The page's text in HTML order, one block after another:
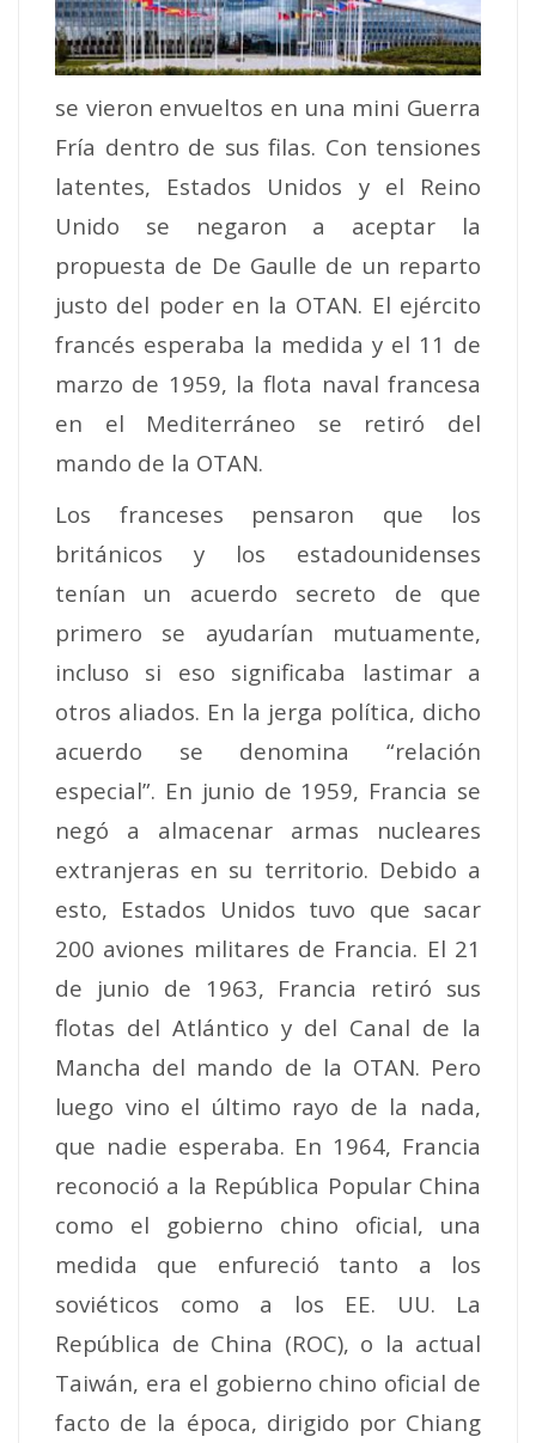
se vieron envueltos en una mini Guerra
Fría dentro de sus filas. Con tensiones
latentes, Estados Unidos y el Reino
Unido se negaron a aceptar la
propuesta de De Gaulle de un reparto
justo del poder en la OTAN. El ejército
francés esperaba la medida y el 11 de
marzo de 1959, la flota naval francesa
en el Mediterráneo se retiró del
mando de la OTAN.
Los franceses pensaron que los
británicos y los estadounidenses
tenían un acuerdo secreto de que
primero se ayudarían mutuamente,
incluso si eso significaba lastimar a
otros aliados. En la jerga política, dicho
acuerdo se denomina “relación
especial”. En junio de 1959, Francia se
negó a almacenar armas nucleares
extranjeras en su territorio. Debido a
esto, Estados Unidos tuvo que sacar
200 aviones militares de Francia. El 21
de junio de 1963, Francia retiró sus
flotas del Atlántico y del Canal de la
Mancha del mando de la OTAN. Pero
luego vino el último rayo de la nada,
que nadie esperaba. En 1964, Francia
reconoció a la República Popular China
como el gobierno chino oficial, una
medida que enfureció tanto a los
soviéticos como a los EE. UU. La
República de China (ROC), o la actual
Taiwán, era el gobierno chino oficial de
facto de la época, dirigido por Chiang